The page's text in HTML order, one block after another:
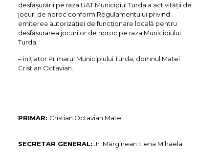
desfășurării pe raza UAT Municipiul Turda a activității de
jocuri de noroc conform Regulamentului privind
emiterea autorizației de funcționare locală pentru
desfășurarea jocurilor de noroc pe raza Municipiului
Turda.
– iniţiator Primarul Municipiului Turda, domnul Matei
Cristian Octavian.
PRIMAR: Cristian Octavian Matei
SECRETAR GENERAL: Jr. Mărginean Elena Mihaela